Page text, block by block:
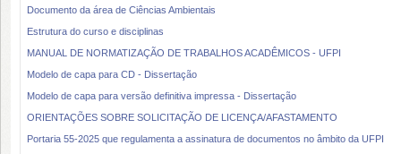
Documento da área de Ciências Ambientais
Estrutura do curso e disciplinas
MANUAL DE NORMATIZAÇÃO DE TRABALHOS ACADÊMICOS - UFPI
Modelo de capa para CD - Dissertação
Modelo de capa para versão definitiva impressa - Dissertação
ORIENTAÇÕES SOBRE SOLICITAÇÃO DE LICENÇA/AFASTAMENTO
Portaria 55-2025 que regulamenta a assinatura de documentos no âmbito da UFPI